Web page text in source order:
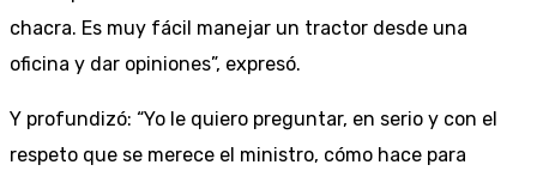
chacra. Es muy fácil manejar un tractor desde una
oficina y dar opiniones”, expresó.
Y profundizó: “Yo le quiero preguntar, en serio y con el
respeto que se merece el ministro, cómo hace para